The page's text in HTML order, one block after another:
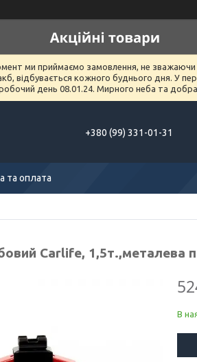
ми приймаємо замовлення, не зважаючи
кожного буднього дня. У
день 08.01.24. Мирного неба та
+380 (99) 331-01-31
та оплата
Carlife, 1,5т.,металева
В